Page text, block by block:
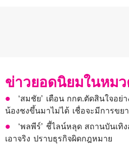
ข่าวยอดนิยมในหม
‘สมชัย’ เตือน กกต.ตัดสินใจอย่
น้องชงขึ้นมาไม่ได้ เชื่อจะมีการขยา
‘พลพีร์’ ชี้ไลน์หลุด สถานบันเ
เอาจริง ปราบธุรกิจผิดกฎหมาย